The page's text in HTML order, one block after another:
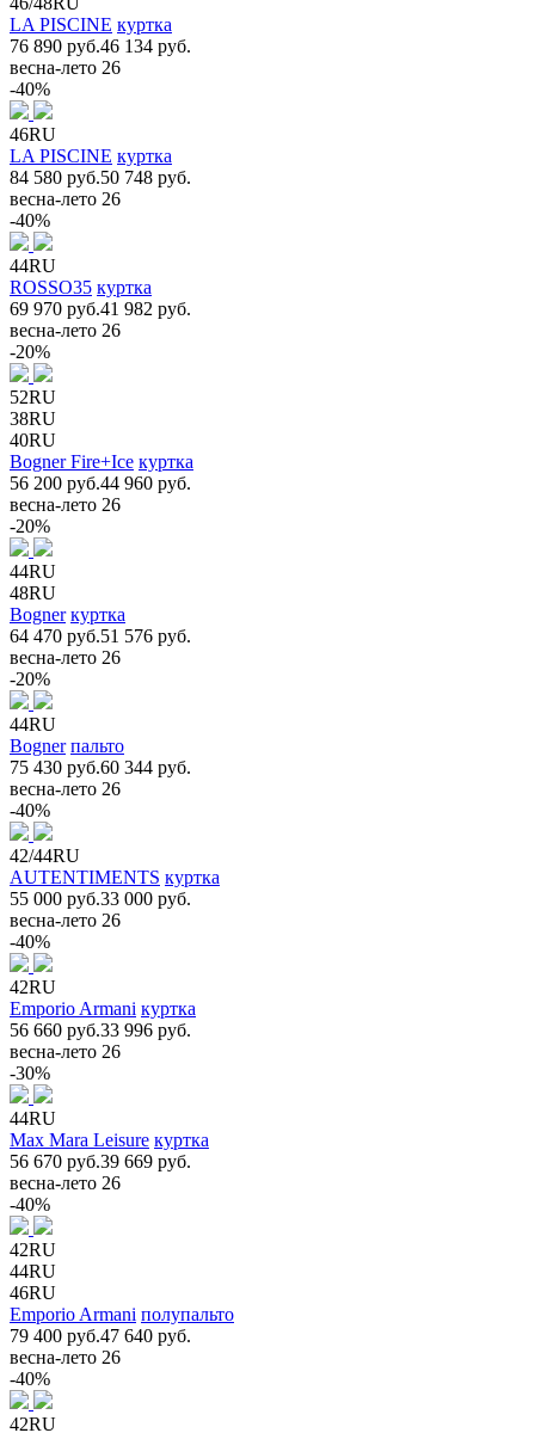
LA PISCINE куртка
76 890 руб.46 134 руб.
весна-лето 26
-40%
46RU
LA PISCINE куртка
84 580 руб.50 748 руб.
весна-лето 26
-40%
44RU
ROSSO35 куртка
69 970 руб.41 982 руб.
весна-лето 26
-20%
52RU
38RU
40RU
Bogner Fire+Ice куртка
56 200 руб.44 960 руб.
весна-лето 26
-20%
44RU
48RU
Bogner куртка
64 470 руб.51 576 руб.
весна-лето 26
-20%
44RU
Bogner пальто
75 430 руб.60 344 руб.
весна-лето 26
-40%
42/44RU
AUTENTIMENTS куртка
55 000 руб.33 000 руб.
весна-лето 26
-40%
42RU
Emporio Armani куртка
56 660 руб.33 996 руб.
весна-лето 26
-30%
44RU
Max Mara Leisure куртка
56 670 руб.39 669 руб.
весна-лето 26
-40%
42RU
44RU
46RU
Emporio Armani полупальто
79 400 руб.47 640 руб.
весна-лето 26
-40%
42RU